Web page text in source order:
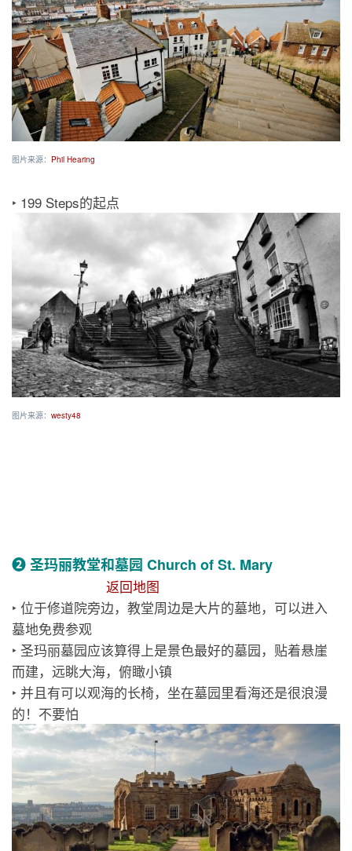
图片来源： Phil Hearing
‣ 199 Steps的起点
图片来源： westy48
❷ 圣玛丽教堂和墓园 Church of St. Mary
返回地图
‣ 位于修道院旁边，教堂周边是大片的墓地，可以进入
墓地免费参观
‣ 圣玛丽墓园应该算得上是景色最好的墓园，贴着悬崖
而建，远眺大海，俯瞰小镇
‣ 并且有可以观海的长椅，坐在墓园里看海还是很浪漫
的！不要怕